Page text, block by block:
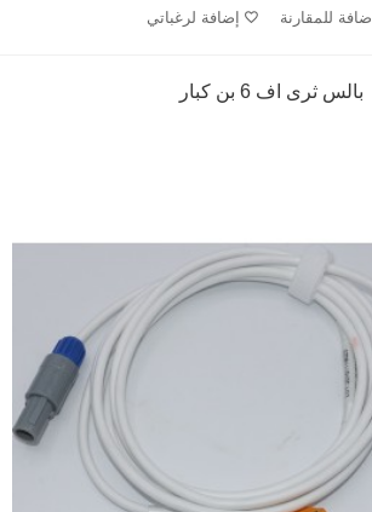
اضافة للمقارنة إضافة لرغباتي
بالس ثرى اف 6 بن كبار